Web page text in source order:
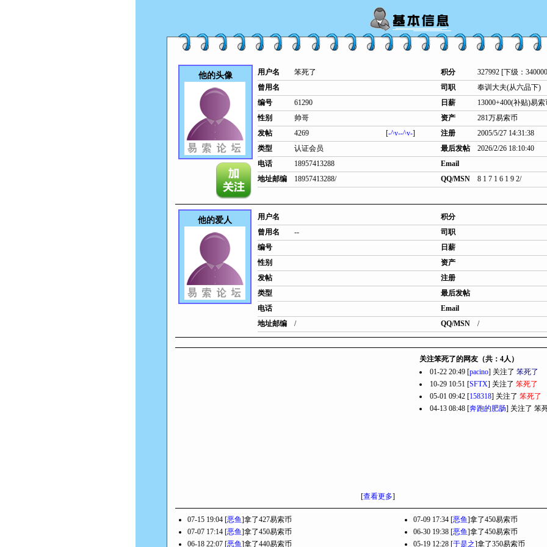
他的头像 用户名 笨死了 积分 327992 [下级：
曾用名
司职 奉训大夫(从六品下)
编号
61290 日薪 13000+400(补贴)易索
性别
帅哥 资产 281万易索币
发帖
4269 [-^v--^v-] 注册
2005/5/27 14:31:38
类型
认证会员 最后发帖
2026/2/26 18:10:40
电话
18957413288
Email
地址邮编
18957413288/ QQ/MSN 8 1 7 1 6 1 9 2/
他的爱人 用户名
积分
曾用名
-- 司职
编号
日薪
性别
资产
发帖
注册
类型
最后发帖
电话
Email
地址邮编
/ QQ/MSN /
[查看更多]
关注笨死了的网友（共：4人）
01-22 20:49 [pacino] 关注了 笨死了
10-29 10:51 [SFTX] 关注了 笨死了
05-01 09:42 [158318] 关注了 笨死了
04-13 08:48 [奔跑的肥肠] 关注了 笨
07-15 19:04 [恶鱼]拿了427易索币 07-09 17:34 [恶鱼]拿了450易索币
07-07 17:14 [恶鱼]拿了450易索币 06-30 19:38 [恶鱼]拿了450易索币
06-18 22:07 [恶鱼]拿了440易索币 05-19 12:28 [于是之]拿了350易索币